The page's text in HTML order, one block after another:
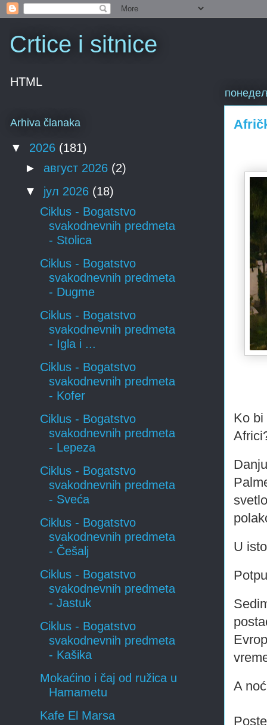
Crtice i sitnice
Ko bi
U
A
HTML
Arhiva članaka
▼ 2026 (181)
► август 2026 (2)
▼ јул 2026 (18)
Ciklus - Bogatstvo
svakodnevnih predmeta
- Stolica
Ciklus - Bogatstvo
svakodnevnih predmeta
- Dugme
Ciklus - Bogatstvo
svakodnevnih predmeta
- Igla i ...
Ciklus - Bogatstvo
svakodnevnih predmeta
- Kofer
Ciklus - Bogatstvo
svakodnevnih predmeta
- Lepeza
Ciklus - Bogatstvo
svakodnevnih predmeta
- Sveća
Ciklus - Bogatstvo
svakodnevnih predmeta
- Češalj
Ciklus - Bogatstvo
svakodnevnih predmeta
- Jastuk
Ciklus - Bogatstvo
svakodnevnih predmeta
- Kašika
Mokaćino i čaj od ružica u
Hamametu
Kafe El Marsa